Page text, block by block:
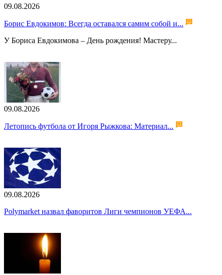
09.08.2026
Борис Евдокимов: Всегда оставался самим собой и...
У Бориса Евдокимова – День рождения! Мастеру...
09.08.2026
Летопись футбола от Игоря Рыжкова: Материал...
09.08.2026
Polymarket назвал фаворитов Лиги чемпионов УЕФА...